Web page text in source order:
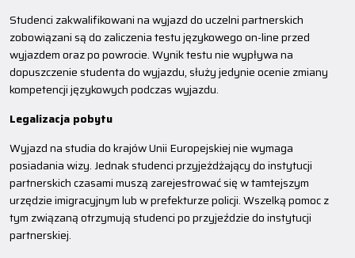
Studenci zakwalifikowani na wyjazd do uczelni partnerskich
zobowiązani są do zaliczenia testu językowego on-line przed
wyjazdem oraz po powrocie. Wynik testu nie wypływa na
dopuszczenie studenta do wyjazdu, służy jedynie ocenie zmiany
kompetencji językowych podczas wyjazdu.
Legalizacja pobytu
Wyjazd na studia do krajów Unii Europejskiej nie wymaga
posiadania wizy. Jednak studenci przyjeżdżający do instytucji
partnerskich czasami muszą zarejestrować się w tamtejszym
urzędzie imigracyjnym lub w prefekturze policji. Wszelką pomoc z
tym związaną otrzymują studenci po przyjeździe do instytucji
partnerskiej.